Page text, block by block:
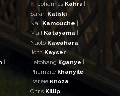
K Johannes Kahrs
Sarah Kaliski
Naji Kamouche
Mari Katayama|
Naoto Kawahara
John Kayser
LebohangKganye
Phumzile Khanyile
Banele Khoza
Chris Killip